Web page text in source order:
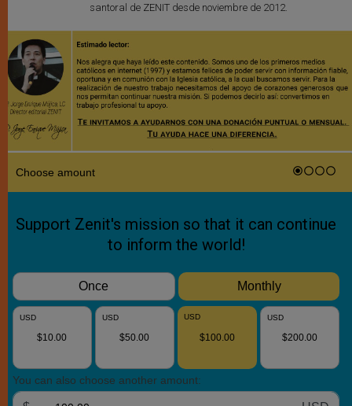
santoral de ZENIT desde noviembre de 2012.